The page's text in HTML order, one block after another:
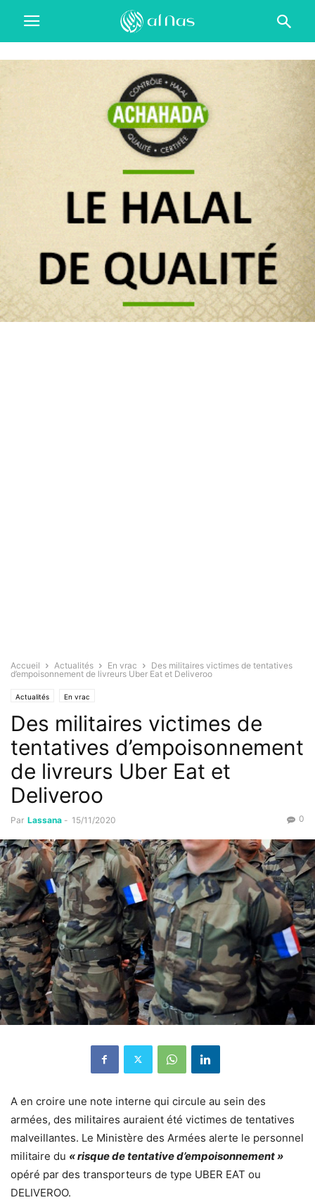
Accueil Actualités En vrac
Des militaires victimes de tentatives
d’empoisonnement de livreurs Uber Eat et Deliveroo
Actualités En vrac
Des militaires victimes de
tentatives d’empoisonnement
de livreurs Uber Eat et
Deliveroo
Par Lassana - 15/11/2020 0
A en croire une note interne qui circule au sein des
armées, des militaires auraient été victimes de tentatives
malveillantes. Le Ministère des Armées alerte le personnel
militaire du « risque de tentative d’empoisonnement »
opéré par des transporteurs de type UBER EAT ou
DELIVEROO.